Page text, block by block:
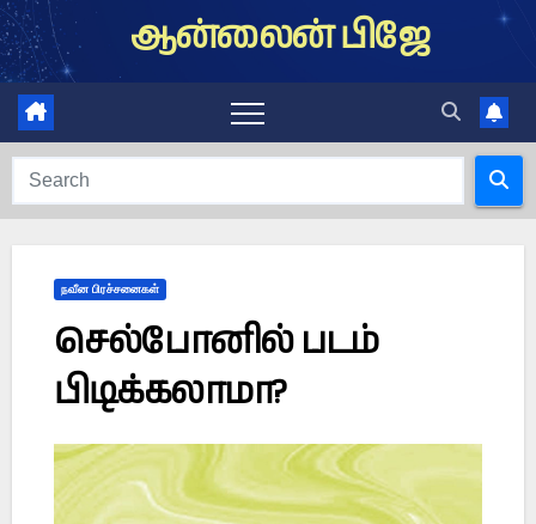
Skip
to
content
ஆன்லைன் பிஜே
நவீன பிரச்சனைகள்
செல்போனில் படம்
பிடிக்கலாமா?